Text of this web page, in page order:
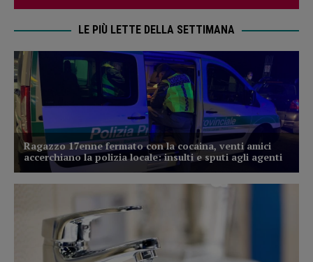
LE PIÙ LETTE DELLA SETTIMANA